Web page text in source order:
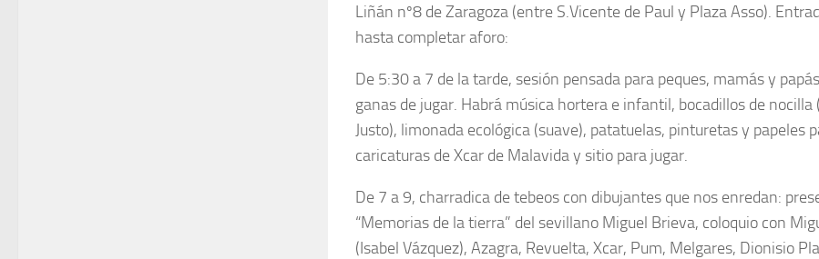
Liñán nº8 de Zaragoza (entre S.Vicente de Paul y Plaza Asso).
hasta completar aforo:
De 5:30 a 7 de la tarde, sesión pensada para peques, mamás y
ganas de jugar. Habrá música hortera e infantil, bocadillos de nocilla
Justo), limonada ecológica (suave), patatuelas, pinturetas y papeles
caricaturas de Xcar de Malavida y sitio para jugar.
De 7 a 9, charradica de tebeos con dibujantes que nos enredan:
“Memorias de la tierra” del sevillano Miguel Brieva, coloquio con
(Isabel Vázquez), Azagra, Revuelta, Xcar, Pum, Melgares, Dionisio